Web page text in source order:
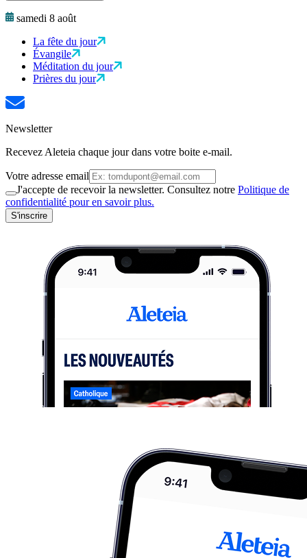
samedi 8 août
La fête du jour
Évangile
Méditation du jour
Prières du jour
Newsletter
Recevez Aleteia chaque jour dans votre boite e-mail.
Votre adresse email
J'accepte de recevoir la newsletter. Consultez notre Politique de
confidentialité pour en savoir plus.
S'inscrire